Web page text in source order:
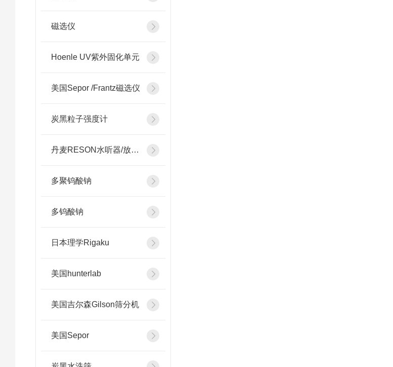
磁选仪
Hoenle UV紫外固化单元
美国Sepor /Frantz磁选仪
炭黑粒子强度计
丹麦RESON水听器/放大器
多聚钨酸钠
多钨酸钠
日本理学Rigaku
美国hunterlab
美国吉尔森Gilson筛分机
美国Sepor